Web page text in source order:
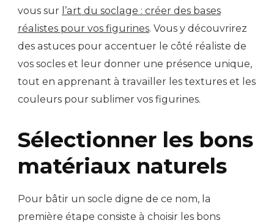
vous sur l’art du soclage : créer des bases
réalistes pour vos figurines. Vous y découvrirez
des astuces pour accentuer le côté réaliste de
vos socles et leur donner une présence unique,
tout en apprenant à travailler les textures et les
couleurs pour sublimer vos figurines.
Sélectionner les bons
matériaux naturels
Pour bâtir un socle digne de ce nom, la
première étape consiste à choisir les bons